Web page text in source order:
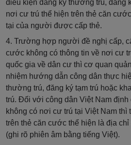
điều kiện đăng ký thường trú, đăng
nơi cư trú thể hiện trên thẻ căn
tại của người được cấp thẻ.
4. Trường hợp người đề nghị cấp,
cước không có thông tin về nơi cư
quốc gia về dân cư thì cơ quan
nhiệm hướng dẫn công dân thực
thường trú, đăng ký tạm trú hoặc
trú. Đối với công dân Việt Nam
không có nơi cư trú tại Việt Nam thì
trên thẻ căn cước thể hiện là địa
(ghi rõ phiên âm bằng tiếng Việt).